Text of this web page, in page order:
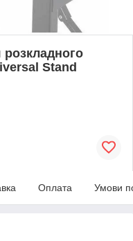
розкладного
Stand
Оплата Умови